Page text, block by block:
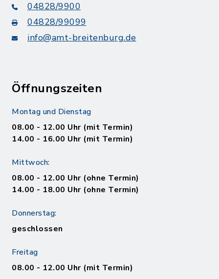
04828/9900
04828/99099
info@amt-breitenburg.de
Öffnungszeiten
Montag und Dienstag
08.00 - 12.00 Uhr (mit Termin)
14.00 - 16.00 Uhr (mit Termin)
Mittwoch:
08.00 - 12.00 Uhr (ohne Termin)
14.00 - 18.00 Uhr (ohne Termin)
Donnerstag:
geschlossen
Freitag
08.00 - 12.00 Uhr (mit Termin)